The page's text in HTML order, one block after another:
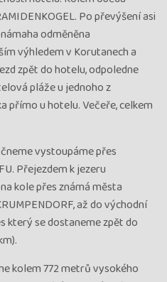
Po převýšení asi
odměněna
výhledem v Korutanech a
zpět do hotelu, odpoledne
pláže u jednoho z
přímo u hotelu. Večeře, celkem
vystoupáme přes
Přejezdem k jezeru
kole přes známá města
až do východní
který se dostaneme zpět do
kolem 772 metrů vysokého